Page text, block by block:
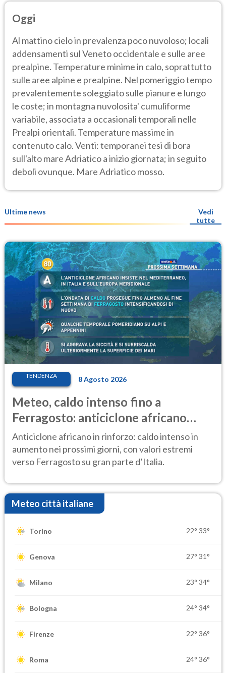
Oggi
Al mattino cielo in prevalenza poco nuvoloso; locali
addensamenti sul Veneto occidentale e sulle aree
prealpine. Temperature minime in calo, soprattutto
sulle aree alpine e prealpine. Nel pomeriggio tempo
prevalentemente soleggiato sulle pianure e lungo
le coste; in montagna nuvolosita' cumuliforme
variabile, associata a occasionali temporali nelle
Prealpi orientali. Temperature massime in
contenuto calo. Venti: temporanei tesi di bora
sull'alto mare Adriatico a inizio giornata; in seguito
deboli ovunque. Mare Adriatico mosso.
Ultime news
Vedi
tutte
TENDENZA 8 Agosto 2026
Meteo, caldo intenso fino a
Ferragosto: anticiclone africano
ancora protagonista
Anticiclone africano in rinforzo: caldo intenso in
aumento nei prossimi giorni, con valori estremi
verso Ferragosto su gran parte d’Italia.
Meteo città italiane
Torino 22° 33°
Genova 27° 31°
Milano 23° 34°
Bologna 24° 34°
Firenze 22° 36°
Roma 24° 36°